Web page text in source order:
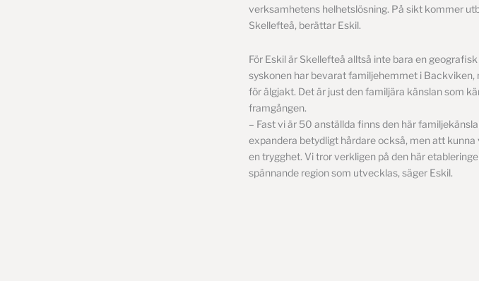
verksamhetens helhetslösning. På sikt kommer
Skellefteå, berättar Eskil.
För Eskil är Skellefteå alltså inte bara en
syskonen har bevarat familjehemmet i
för älgjakt. Det är just den familjära känslan som
framgången.
– Fast vi är 50 anställda finns den här
expandera betydligt hårdare också, men att
en trygghet. Vi tror verkligen på den här
spännande region som utvecklas, säger Eskil.